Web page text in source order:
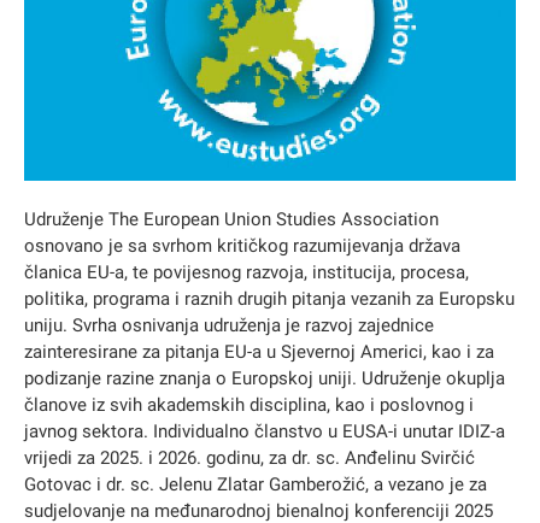
Udruženje The European Union Studies Association
osnovano je sa svrhom kritičkog razumijevanja država
članica EU-a, te povijesnog razvoja, institucija, procesa,
politika, programa i raznih drugih pitanja vezanih za Europsku
uniju. Svrha osnivanja udruženja je razvoj zajednice
zainteresirane za pitanja EU-a u Sjevernoj Americi, kao i za
podizanje razine znanja o Europskoj uniji. Udruženje okuplja
članove iz svih akademskih disciplina, kao i poslovnog i
javnog sektora. Individualno članstvo u EUSA-i unutar IDIZ-a
vrijedi za 2025. i 2026. godinu, za dr. sc. Anđelinu Svirčić
Gotovac i dr. sc. Jelenu Zlatar Gamberožić, a vezano je za
sudjelovanje na međunarodnoj bienalnoj konferenciji 2025